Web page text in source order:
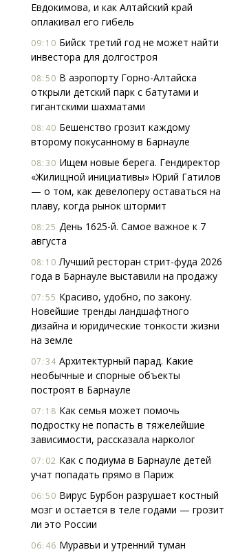
Евдокимова, и как Алтайский край
оплакивал его гибель
09:10 Бийск третий год не может найти
инвестора для долгостроя
08:50 В аэропорту Горно-Алтайска
открыли детский парк с батутами и
гигантскими шахматами
08:40 Бешенство грозит каждому
второму покусанному в Барнауле
08:30 Ищем новые берега. Гендиректор
«Жилищной инициативы» Юрий Гатилов
— о том, как девелоперу оставаться на
плаву, когда рынок штормит
08:25 День 1625-й. Самое важное к 7
августа
08:10 Лучший ресторан стрит-фуда 2026
года в Барнауле выставили на продажу
07:55 Красиво, удобно, по закону.
Новейшие тренды ландшафтного
дизайна и юридические тонкости жизни
на земле
07:34 Архитектурный парад. Какие
необычные и спорные объекты
построят в Барнауле
07:18 Как семья может помочь
подростку не попасть в тяжелейшие
зависимости, рассказала нарколог
07:02 Как с подиума в Барнауле детей
учат попадать прямо в Париж
06:50 Вирус Бурбон разрушает костный
мозг и остается в теле годами — грозит
ли это России
06:46 Муравьи и утренний туман